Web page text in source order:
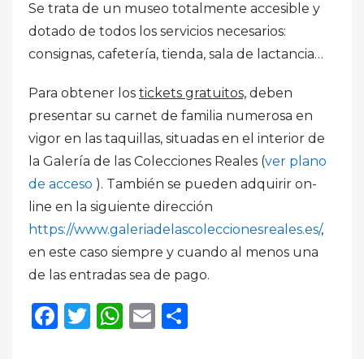
Se trata de un museo totalmente accesible y
dotado de todos los servicios necesarios:
consignas, cafetería, tienda, sala de lactancia…
Para obtener los tickets gratuitos, deben
presentar su carnet de familia numerosa en
vigor en las taquillas, situadas en el interior de
la Galería de las Colecciones Reales (ver plano
de acceso ). También se pueden adquirir on-
line en la siguiente dirección
https://www.galeriadelascoleccionesreales.es/,
en este caso siempre y cuando al menos una
de las entradas sea de pago.
Facebook
Twitter
WhatsApp
Email